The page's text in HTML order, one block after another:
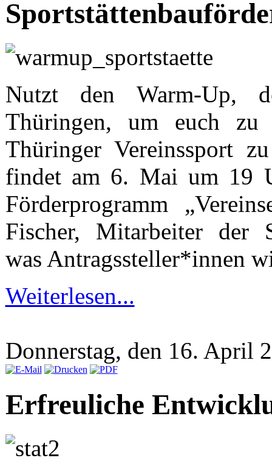
Nutzt den Warm-Up,
Thüringen, um euch
Thüringer Vereinssport
findet am 6. Mai um 19
Förderprogramm
Fischer, Mitarbeiter der
was Antragssteller*innen
Weiterlesen...
Donnerstag, den 16. April
Erfreuliche